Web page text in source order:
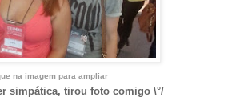
na imagem para ampliar
simpática, tirou foto comigo \°/